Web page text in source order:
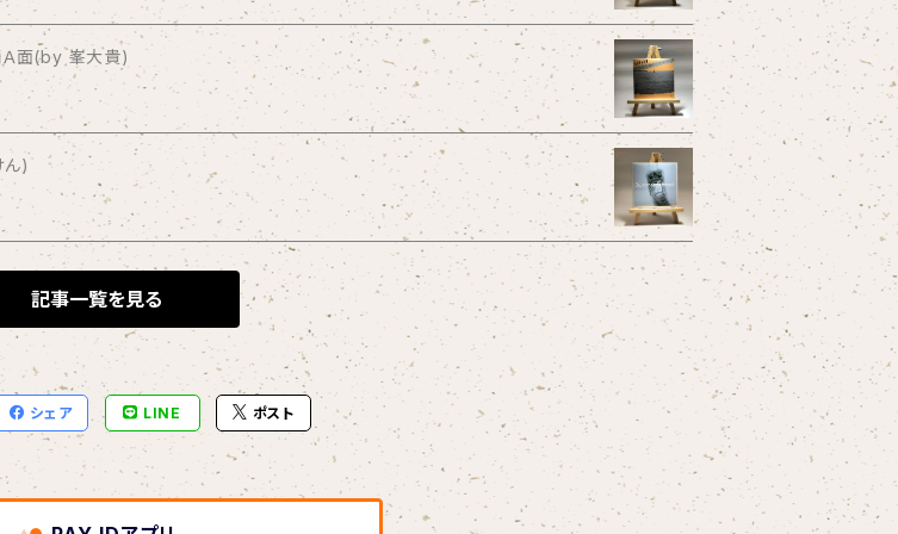
Ａ面(by 峯大貴)
ん)
記事一覧を見る
シェア LINE ポスト